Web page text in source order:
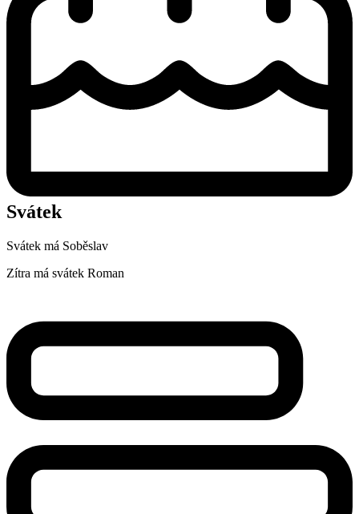
Svátek
Svátek má Soběslav
Zítra má svátek Roman